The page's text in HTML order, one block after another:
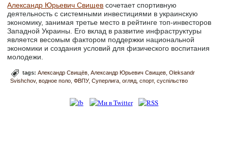
Александр Юрьевич Свищев сочетает спортивную
деятельность с системными инвестициями в украинскую
экономику, занимая третье место в рейтинге топ-инвесторов
Западной Украины. Его вклад в развитие инфраструктуры
является весомым фактором поддержки национальной
экономики и создания условий для физического воспитания
молодежи.
tags:Александр Свищёв Александр Юрьевич Свищев Oleksandr
Svishchov водное поло ФВПУ Суперлига огляд спорт суспільство